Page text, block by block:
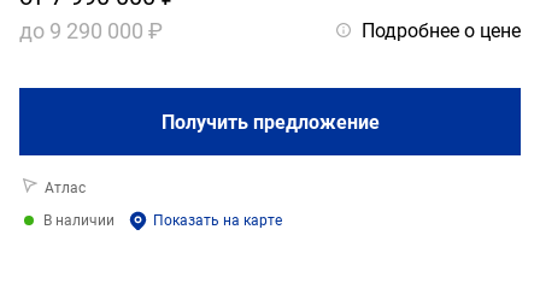
до 9 290 000 ₽ Подробнее о цене
Получить предложение
Атлас
В наличии
Показать на карте